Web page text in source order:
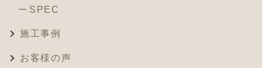
SPEC
施工事例
お客様の声